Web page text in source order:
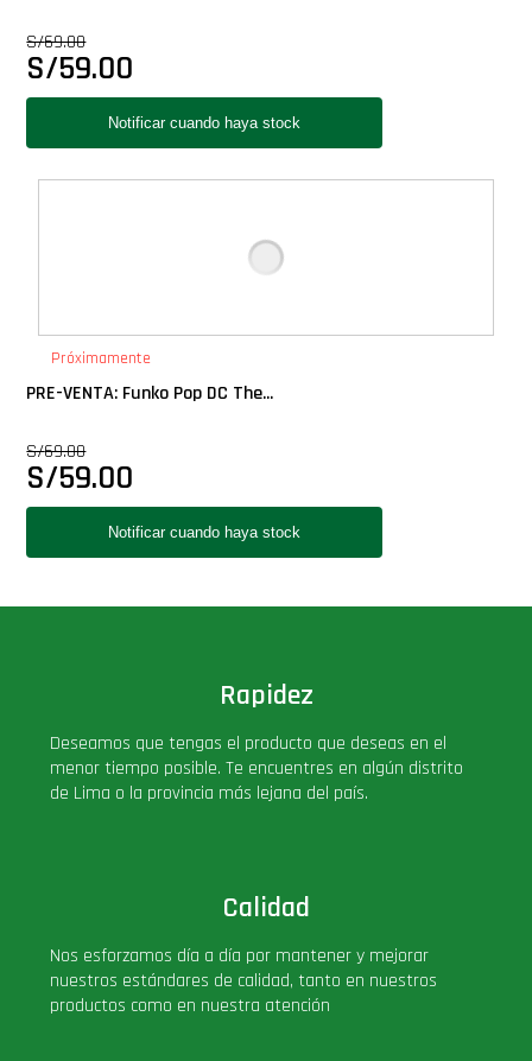
S/69.00
S/59.00
Próximamente
PRE-VENTA: Funko Pop DC The...
S/69.00
S/59.00
Rapidez
Deseamos que tengas el producto que deseas en el
menor tiempo posible. Te encuentres en algún distrito
de Lima o la provincia más lejana del país.
Calidad
Nos esforzamos día a día por mantener y mejorar
nuestros estándares de calidad, tanto en nuestros
productos como en nuestra atención